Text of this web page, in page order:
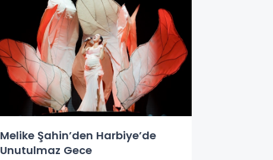
Melike Şahin’den Harbiye’de
Unutulmaz Gece